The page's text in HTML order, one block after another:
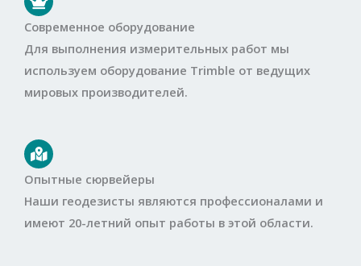
Современное оборудование
Для выполнения измерительных работ мы
используем оборудование Trimble от ведущих
мировых производителей.
Опытные сюрвейеры
Наши геодезисты являются профессионалами и
имеют 20-летний опыт работы в этой области.